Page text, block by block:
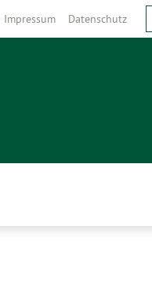
Impressum Datenschutz